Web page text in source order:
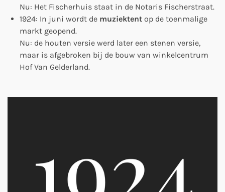
Nu: Het Fischerhuis staat in de Notaris Fischerstraat.
1924: In juni wordt de muziektent op de toenmalige
markt geopend.
Nu: de houten versie werd later een stenen versie,
maar is afgebroken bij de bouw van winkelcentrum
Hof Van Gelderland.